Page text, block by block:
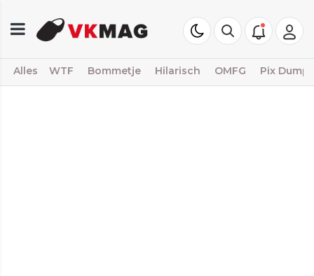
Alles WTF Bommetje Hilarisch OMFG Pix Dump